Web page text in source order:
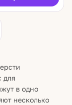
для
в одно
несколько